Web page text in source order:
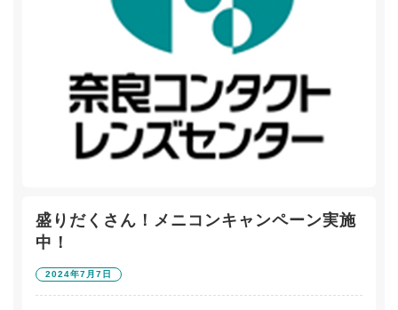
盛りだくさん！メニコンキャンペーン実施
中！
2024年7月7日